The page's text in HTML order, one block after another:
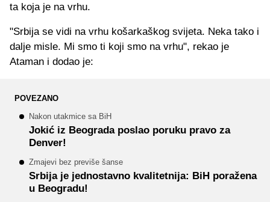
ta koja je na vrhu.
"Srbija se vidi na vrhu košarkaškog svijeta. Neka tako i
dalje misle. Mi smo ti koji smo na vrhu", rekao je
Ataman i dodao je:
POVEZANO
Nakon utakmice sa BiH
Jokić iz Beograda poslao poruku pravo za
Denver!
Zmajevi bez previše šanse
Srbija je jednostavno kvalitetnija: BiH poražena
u Beogradu!